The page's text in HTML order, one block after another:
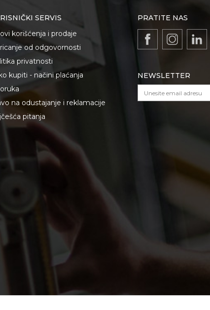
SERVIS
korišćenja i prodaje
od odgovornosti
privatnosti
kupiti - načini plaćanja
na odustajanje i reklamacije
pitanja
PRATITE NAS
NEWSLETTER